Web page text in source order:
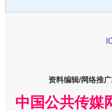
资料编辑/网络推
中国公共传媒